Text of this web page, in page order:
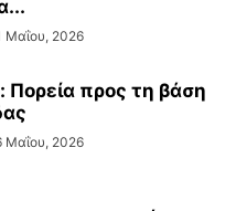
Μαΐου, 2026
Πορεία προς τη βάση
Μαΐου, 2026